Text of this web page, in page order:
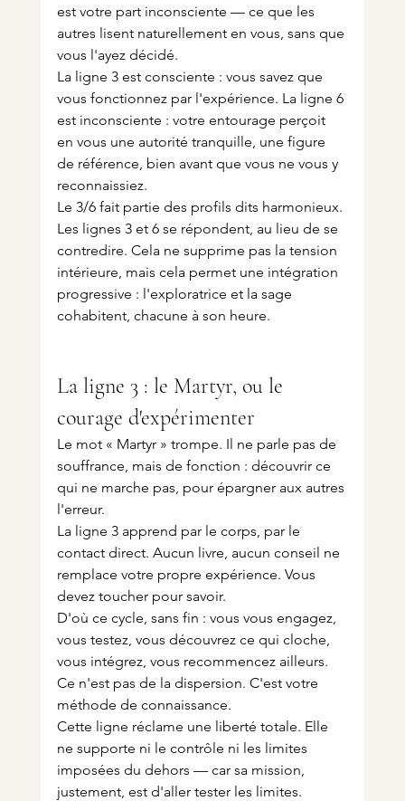
est votre part inconsciente — ce que les
autres lisent naturellement en vous, sans que
vous l'ayez décidé.
La ligne 3 est consciente : vous savez que
vous fonctionnez par l'expérience. La ligne 6
est inconsciente : votre entourage perçoit
en vous une autorité tranquille, une figure
de référence, bien avant que vous ne vous y
reconnaissiez.
Le 3/6 fait partie des profils dits harmonieux.
Les lignes 3 et 6 se répondent, au lieu de se
contredire. Cela ne supprime pas la tension
intérieure, mais cela permet une intégration
progressive : l'exploratrice et la sage
cohabitent, chacune à son heure.
La ligne 3 : le Martyr, ou le
courage d'expérimenter
Le mot « Martyr » trompe. Il ne parle pas de
souffrance, mais de fonction : découvrir ce
qui ne marche pas, pour épargner aux autres
l'erreur.
La ligne 3 apprend par le corps, par le
contact direct. Aucun livre, aucun conseil ne
remplace votre propre expérience. Vous
devez toucher pour savoir.
D'où ce cycle, sans fin : vous vous engagez,
vous testez, vous découvrez ce qui cloche,
vous intégrez, vous recommencez ailleurs.
Ce n'est pas de la dispersion. C'est votre
méthode de connaissance.
Cette ligne réclame une liberté totale. Elle
ne supporte ni le contrôle ni les limites
imposées du dehors — car sa mission,
justement, est d'aller tester les limites.